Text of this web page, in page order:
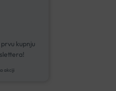
kupnju
akciji